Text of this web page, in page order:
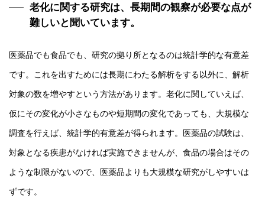
老化に関する研究は、長期間の観察が必要な点が
難しいと聞いています。
医薬品でも食品でも、研究の拠り所となるのは統計学的な有意差
です。これを出すためには長期にわたる解析をする以外に、解析
対象の数を増やすという方法があります。老化に関していえば、
仮にその変化が小さなものや短期間の変化であっても、大規模な
調査を行えば、統計学的有意差が得られます。医薬品の試験は、
対象となる疾患がなければ実施できませんが、食品の場合はその
ような制限がないので、医薬品よりも大規模な研究がしやすいは
ずです。